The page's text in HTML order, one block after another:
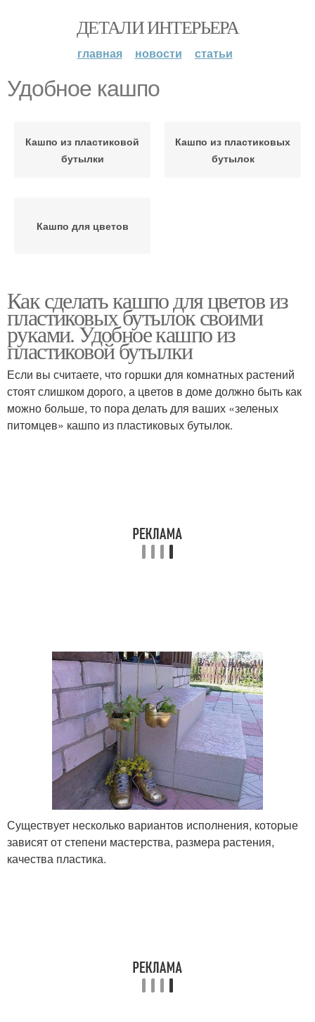
ДЕТАЛИ ИНТЕРЬЕРА
главная новости статьи
Удобное кашпо
Кашпо из пластиковой
бутылки
Кашпо из пластиковых
бутылок
Кашпо для цветов
Как сделать кашпо для цветов из
пластиковых бутылок своими
руками. Удобное кашпо из
пластиковой бутылки
Если вы считаете, что горшки для комнатных растений
стоят слишком дорого, а цветов в доме должно быть как
можно больше, то пора делать для ваших «зеленых
питомцев» кашпо из пластиковых бутылок.
Существует несколько вариантов исполнения, которые
зависят от степени мастерства, размера растения,
качества пластика.